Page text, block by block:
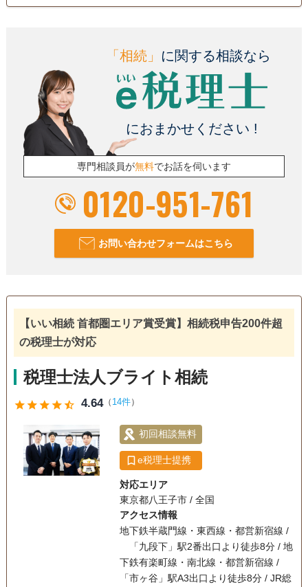
初回相談無料 オンライン面談可
「相続」 に関する相談なら
におまかせください !
専門相談員が無料でお話を伺います
0120-951-761
お問い合わせフォームはこちら
【いい相続 首都圏エリア賞受賞】相続税申告200件超
の税理士が対応
税理士法人ブライト相続
starstarstarstarstar_half 4.64 （ 14件）
初回相談無料
e税理士提携
対応エリア
東京都八王子市 / 全国
アクセス情報
地下鉄半蔵門線・東西線・都営新宿線 /
「九段下」駅2番出口より徒歩8分 / 地
下鉄有楽町線・南北線・都営新宿線 /
「市ヶ谷」駅A3出口より徒歩8分 / JR総